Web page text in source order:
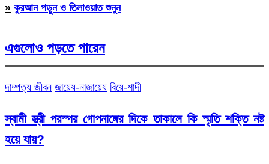
» কুরআন পড়ুন ও তিলাওয়াত শুনুন
এগুলোও পড়তে পারেন
দাম্পত্য জীবন জায়েয-নাজায়েয বিয়ে-শাদী
স্বামী স্ত্রী পরস্পর গোপনাঙ্গের দিকে তাকালে কি স্মৃতি শক্তি নষ্ট
হয়ে যায়?